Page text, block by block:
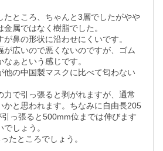
たところ、ちゃんと3層でしたがやや
属ではなく樹脂でした。
鼻の形状に沿わせにくいです。
が広いので悪くないのですが、ゴム
ぁという感じです。
他の中国製マスクに比べて匂わない
力で引っ張ると剥がれますが、通常
かと思われます。ちなみに自由長205
っ張ると500mm位までは伸びます
しょう。
たところでしょう。